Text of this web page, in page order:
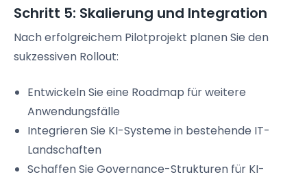
Schritt 5: Skalierung und Integration
Nach erfolgreichem Pilotprojekt planen Sie den
sukzessiven Rollout:
Entwickeln Sie eine Roadmap für weitere
Anwendungsfälle
Integrieren Sie KI-Systeme in bestehende IT-
Landschaften
Schaffen Sie Governance-Strukturen für KI-